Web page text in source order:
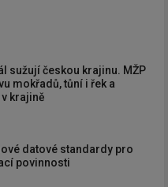
sužují českou krajinu. MŽP
mokřadů, tůní i řek a
krajině
datové standardy pro
povinnosti